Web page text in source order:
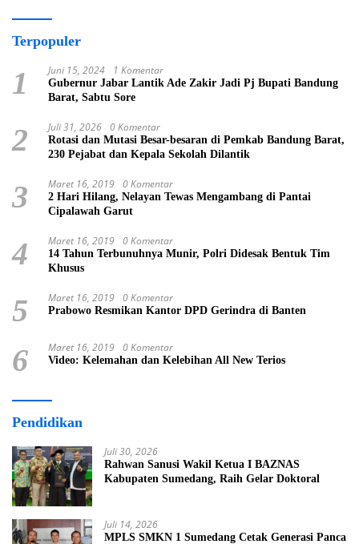
Terpopuler
1 Juni 15, 2024 1 Komentar
Gubernur Jabar Lantik Ade Zakir Jadi Pj Bupati Bandung
Barat, Sabtu Sore
2 Juli 31, 2026 0 Komentar
Rotasi dan Mutasi Besar-besaran di Pemkab Bandung Barat,
230 Pejabat dan Kepala Sekolah Dilantik
3 Maret 16, 2019 0 Komentar
2 Hari Hilang, Nelayan Tewas Mengambang di Pantai
Cipalawah Garut
4 Maret 16, 2019 0 Komentar
14 Tahun Terbunuhnya Munir, Polri Didesak Bentuk Tim
Khusus
5 Maret 16, 2019 0 Komentar
Prabowo Resmikan Kantor DPD Gerindra di Banten
6 Maret 16, 2019 0 Komentar
Video: Kelemahan dan Kelebihan All New Terios
Pendidikan
Juli 30, 2026
Rahwan Sanusi Wakil Ketua I BAZNAS
Kabupaten Sumedang, Raih Gelar Doktoral
Juli 14, 2026
MPLS SMKN 1 Sumedang Cetak Generasi Panca